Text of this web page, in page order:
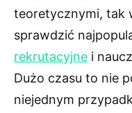
teoretycznymi, tak
sprawdzić
rekrutacyjne i
Dużo czasu to nie
niejednym